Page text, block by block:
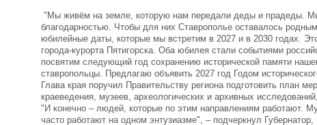
"Мы живём на земле, которую нам передали деды и прадеды.
благодарностью. Чтобы для них Ставрополье оставалось
юбилейные даты, которые мы встретим в 2027 и в 2030 годах.
города-курорта Пятигорска. Оба юбилея стали событиями
посвятим следующий год сохранению исторической памяти
ставропольцы. Предлагаю объявить 2027 год Годом
Глава края поручил Правительству региона подготовить план
краеведения, музеев, археологических и архивных
"И конечно – людей, которые по этим направлениям работают.
часто работают на одном энтузиазме", – подчеркнул